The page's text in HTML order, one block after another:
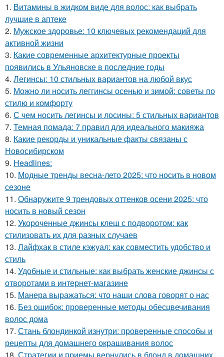
1. Витамины в жидком виде для волос: как выбрать
лучшие в аптеке
2. Мужское здоровье: 10 ключевых рекомендаций для
активной жизни
3. Какие современные архитектурные проекты
появились в Ульяновске в последние годы
4. Легинсы: 10 стильных вариантов на любой вкус
5. Можно ли носить леггинсы осенью и зимой: советы по
стилю и комфорту
6. С чем носить легинсы и лосины: 5 стильных вариантов
7. Темная помада: 7 правил для идеального макияжа
8. Какие рекорды и уникальные факты связаны с
Новосибирском
9. Headlines:
10. Модные тренды весна-лето 2025: что носить в новом
сезоне
11. Обнаружите 9 трендовых оттенков осени 2025: что
носить в новый сезон
12. Укороченные джинсы клеш с подворотом: как
стилизовать их для разных случаев
13. Лайфхак в стиле кэжуал: как совместить удобство и
стиль
14. Удобные и стильные: как выбрать женские джинсы с
отворотами в интернет-магазине
15. Манера выражаться: что наши слова говорят о нас
16. Без ошибок: проверенные методы обесцвечивания
волос дома
17. Стань блондинкой изнутри: проверенные способы и
рецепты для домашнего окрашивания волос
18. Стратегии и приемы вернулись в блонд в домашних